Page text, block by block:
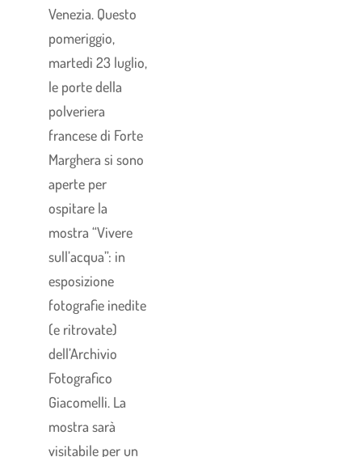
Venezia. Questo
pomeriggio,
martedì 23 luglio,
le porte della
polveriera
francese di Forte
Marghera si sono
aperte per
ospitare la
mostra “Vivere
sull’acqua”: in
esposizione
fotografie inedite
(e ritrovate)
dell’Archivio
Fotografico
Giacomelli. La
mostra sarà
visitabile per un